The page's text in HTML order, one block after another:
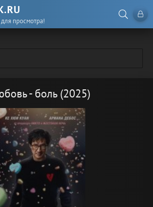
просмотра!
- боль (2025)